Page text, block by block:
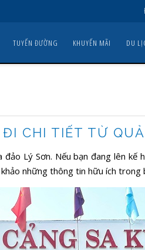
TUYẾN ĐƯỜNG KHUYẾN MÃI DU
CHI TIẾT TỪ
Lý Sơn. Nếu bạn đang lên kế
những thông tin hữu ích trong